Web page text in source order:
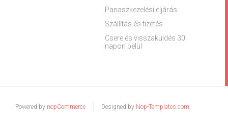
Panaszkezelési eljárás
Szállítás és fizetés
Csere és visszaküldés 30
napon belül
Powered by nopCommerce Designed by Nop-Templates.com